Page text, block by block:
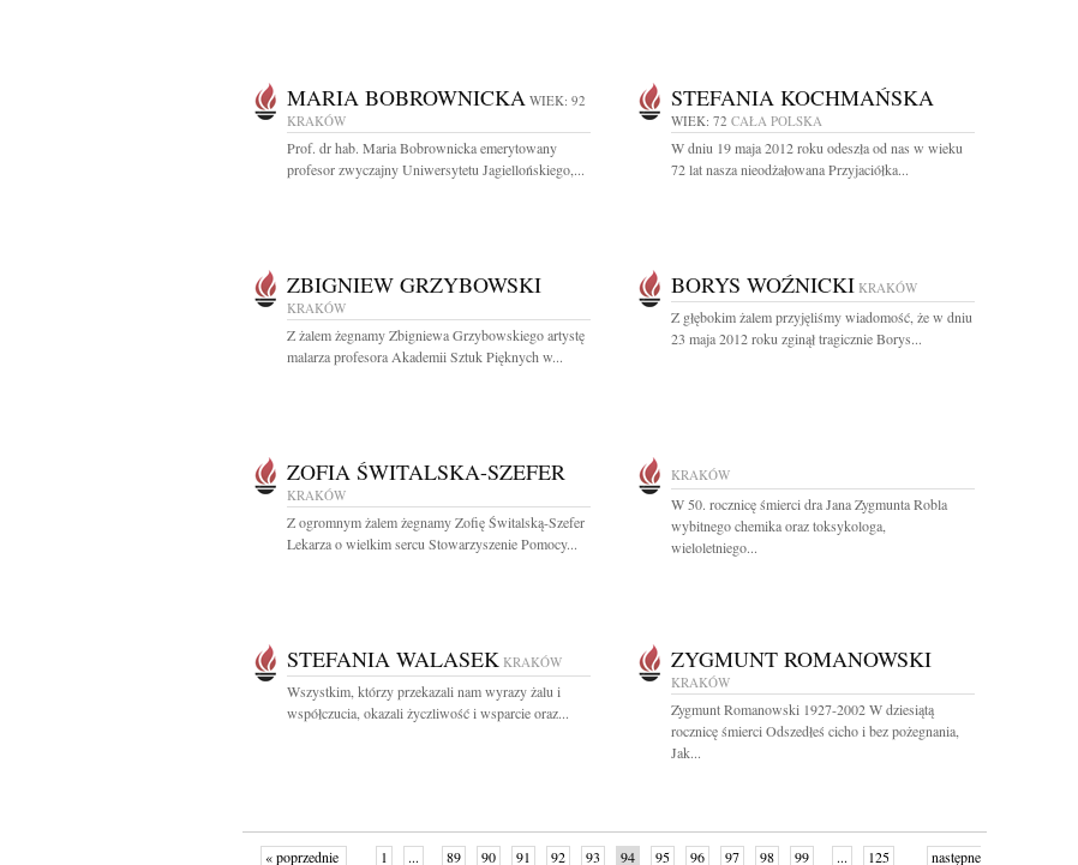
MARIA BOBROWNICKA WIEK: 92
KRAKÓW
Prof. dr hab. Maria Bobrownicka emerytowany
profesor zwyczajny Uniwersytetu Jagiellońskiego,...
STEFANIA KOCHMAŃSKA
WIEK: 72 CAŁA POLSKA
W dniu 19 maja 2012 roku odeszła od nas w wieku
72 lat nasza nieodżałowana Przyjaciółka...
ZBIGNIEW GRZYBOWSKI
KRAKÓW
Z żalem żegnamy Zbigniewa Grzybowskiego artystę
malarza profesora Akademii Sztuk Pięknych w...
BORYS WOŹNICKI KRAKÓW
Z głębokim żalem przyjęliśmy wiadomość, że w dniu
23 maja 2012 roku zginął tragicznie Borys...
ZOFIA ŚWITALSKA-SZEFER
KRAKÓW
Z ogromnym żalem żegnamy Zofię Świtalską-Szefer
Lekarza o wielkim sercu Stowarzyszenie Pomocy...
KRAKÓW
W 50. rocznicę śmierci dra Jana Zygmunta Robla
wybitnego chemika oraz toksykologa,
wieloletniego...
STEFANIA WALASEK KRAKÓW
Wszystkim, którzy przekazali nam wyrazy żalu i
współczucia, okazali życzliwość i wsparcie oraz...
ZYGMUNT ROMANOWSKI
KRAKÓW
Zygmunt Romanowski 1927-2002 W dziesiątą
rocznicę śmierci Odszedłeś cicho i bez pożegnania,
Jak...
« poprzednie 1 ... 89 90 91 92 93 94 95 96 97 98 99 ... 125 następne